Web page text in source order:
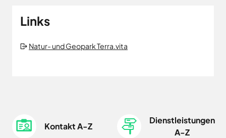
Links
Natur- und Geopark Terra.vita
Kontakt A-Z
Dienstleistungen
A-Z